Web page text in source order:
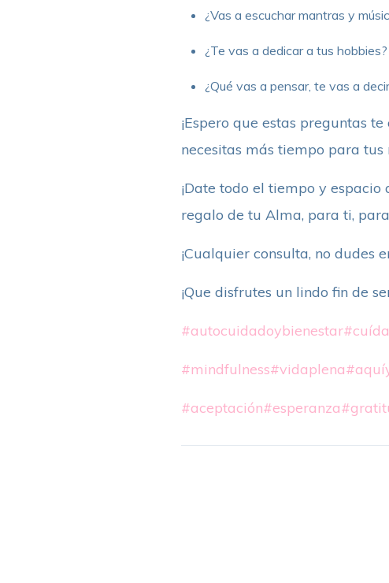
¿Vas a escuchar mantras y
¿Te vas a dedicar a tus hobbies?
¿Qué vas a pensar, te vas a
¡Espero que estas preguntas
necesitas más tiempo para
¡Date todo el tiempo y
regalo de tu Alma, para ti,
¡Cualquier consulta, no dudes
¡Que disfrutes un lindo fin de
#autocuidadoybienestar
#mindfulness#vidaplena
#aceptación#esperanza